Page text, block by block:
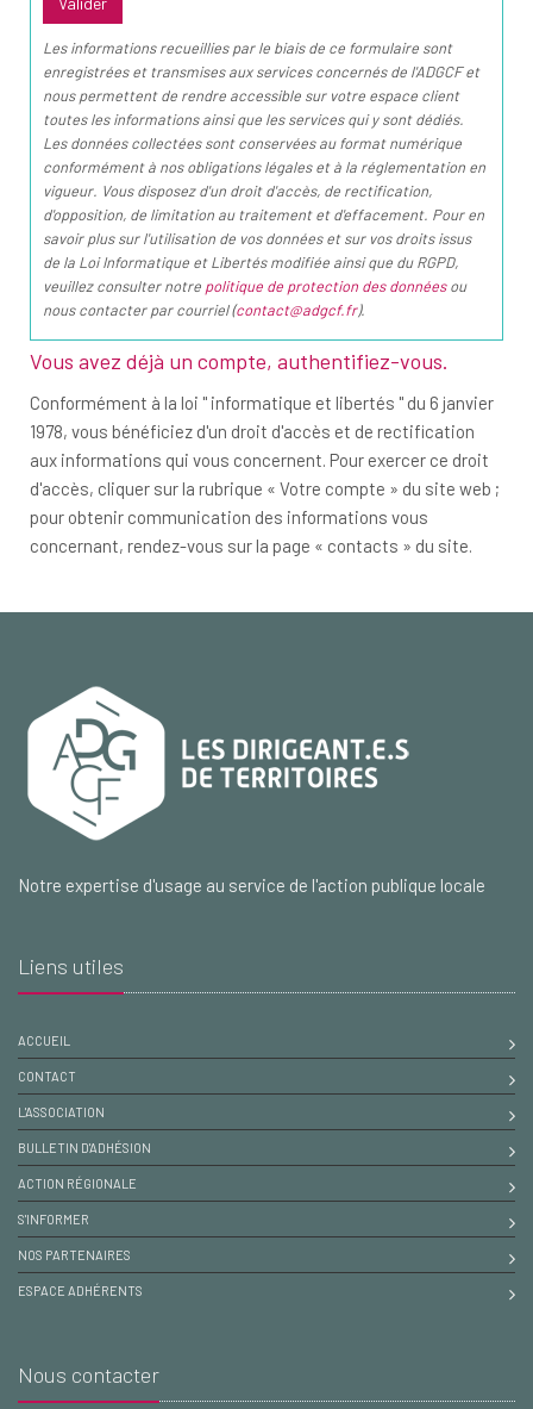
Les informations recueillies par le biais de ce formulaire sont
enregistrées et transmises aux services concernés de l'ADGCF et
nous permettent de rendre accessible sur votre espace client
toutes les informations ainsi que les services qui y sont dédiés.
Les données collectées sont conservées au format numérique
conformément à nos obligations légales et à la réglementation en
vigueur. Vous disposez d'un droit d'accès, de rectification,
d'opposition, de limitation au traitement et d'effacement. Pour en
savoir plus sur l'utilisation de vos données et sur vos droits issus
de la Loi Informatique et Libertés modifiée ainsi que du RGPD,
veuillez consulter notre politique de protection des donnéesou
nous contacter par courriel (contact@adgcf.fr).
Vous avez déjà un compte, authentifiez-vous.
Conformément à la loi " informatique et libertés " du 6 janvier
1978, vous bénéficiez d'un droit d'accès et de rectification
aux informations qui vous concernent. Pour exercer ce droit
d'accès, cliquer sur la rubrique « Votre compte » du site web ;
pour obtenir communication des informations vous
concernant, rendez-vous sur la page « contacts » du site.
Notre expertise d'usage au service de l'action publique locale
Liens utiles
ACCUEIL
CONTACT
L'ASSOCIATION
BULLETIN D'ADHÉSION
ACTION RÉGIONALE
S'INFORMER
NOS PARTENAIRES
ESPACE ADHÉRENTS
Nous contacter